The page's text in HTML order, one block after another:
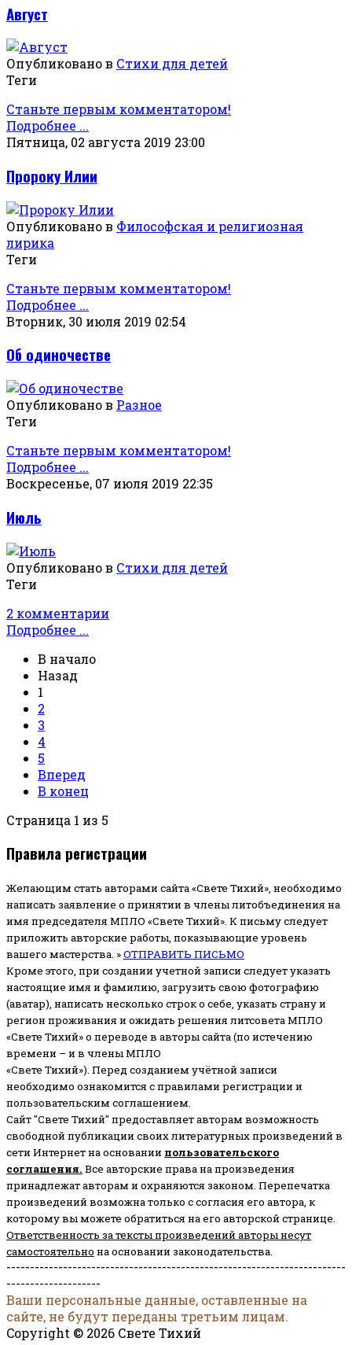
Август
Опубликовано в Стихи для детей
Теги
Станьте первым комментатором!
Подробнее ...
Пятница, 02 августа 2019 23:00
Пророку Илии
Опубликовано в Философская и религиозная
лирика
Теги
Станьте первым комментатором!
Подробнее ...
Вторник, 30 июля 2019 02:54
Об одиночестве
Опубликовано в Разное
Теги
Станьте первым комментатором!
Подробнее ...
Воскресенье, 07 июля 2019 22:35
Июль
Опубликовано в Стихи для детей
Теги
2 комментарии
Подробнее ...
В начало
Назад
1
2
3
4
5
Вперед
В конец
Страница 1 из 5
Правила регистрации
Желающим стать авторами сайта «Свете Тихий», необходимо
написать заявление о принятии в члены литобъединения на
имя председателя МПЛО «Свете Тихий». К письму следует
приложить авторские работы, показывающие уровень
вашего мастерства. »ОТПРАВИТЬ ПИСЬМО
Кроме этого, при создании учетной записи следует указать
настоящие имя и фамилию, загрузить свою фотографию
(аватар), написать несколько строк о себе, указать страну и
регион проживания и ожидать решения литсовета МПЛО
«Свете Тихий» о переводе в авторы сайта (по истечению
времени – и в члены МПЛО
«Свете Тихий»). Перед созданием учётной записи
необходимо ознакомится с правилами регистрации и
пользовательским соглашением.
Сайт "Свете Тихий" предоставляет авторам возможность
свободной публикации своих литературных произведений в
сети Интернет на основании пользовательского
соглашения. Все авторские права на произведения
принадлежат авторам и охраняются законом. Перепечатка
произведений возможна только с согласия его автора, к
которому вы можете обратиться на его авторской странице.
Ответственность за тексты произведений авторы несут
самостоятельно на основании законодательства.
------------------------------------------------------------------------
--------------------
Ваши персональные данные, оставленные на
сайте, не будут переданы третьим лицам.
Copyright © 2026 Свете Тихий